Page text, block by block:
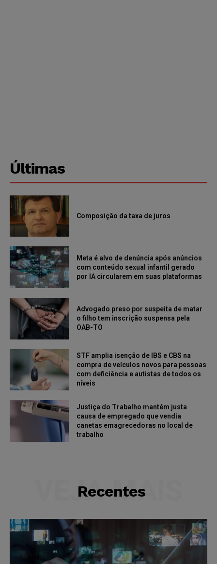
Últimas
Composição da taxa de juros
Meta é alvo de denúncia após anúncios
com conteúdo sexual infantil gerado
por IA circularem em suas plataformas
Advogado preso por suspeita de matar
o filho tem inscrição suspensa pela
OAB-TO
STF amplia isenção de IBS e CBS na
compra de veículos novos para pessoas
com deficiência e autistas de todos os
níveis
Justiça do Trabalho mantém justa
causa de empregado que vendia
canetas emagrecedoras no local de
trabalho
Recentes
VEJA MAIS